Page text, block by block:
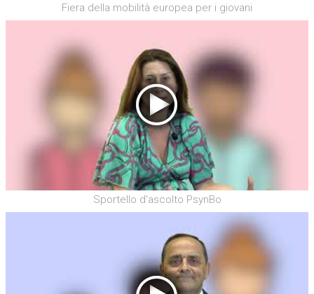
Fiera della mobilità europea per i giovani
Sportello d'ascolto PsynBo